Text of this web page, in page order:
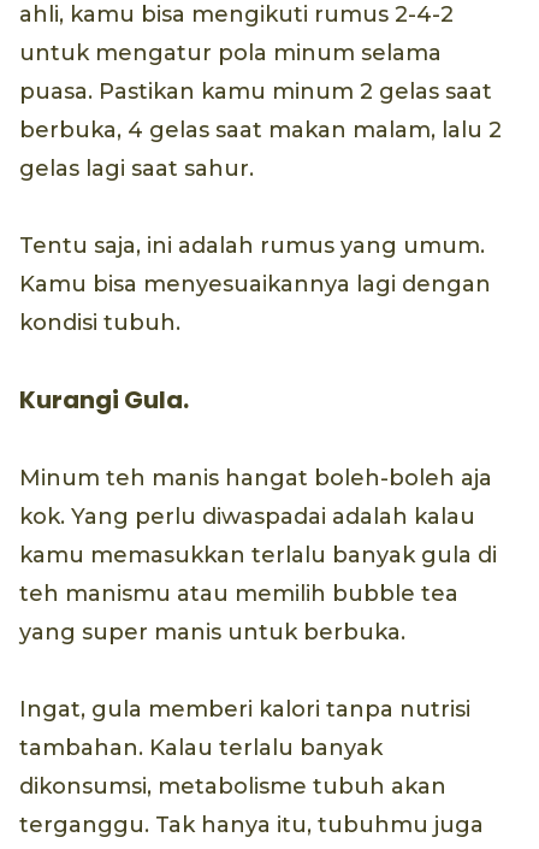
ahli, kamu bisa mengikuti rumus 2-4-2
untuk mengatur pola minum selama
puasa. Pastikan kamu minum 2 gelas saat
berbuka, 4 gelas saat makan malam, lalu 2
gelas lagi saat sahur.
Tentu saja, ini adalah rumus yang umum.
Kamu bisa menyesuaikannya lagi dengan
kondisi tubuh.
Kurangi Gula.
Minum teh manis hangat boleh-boleh aja
kok. Yang perlu diwaspadai adalah kalau
kamu memasukkan terlalu banyak gula di
teh manismu atau memilih bubble tea
yang super manis untuk berbuka.
Ingat, gula memberi kalori tanpa nutrisi
tambahan. Kalau terlalu banyak
dikonsumsi, metabolisme tubuh akan
terganggu. Tak hanya itu, tubuhmu juga